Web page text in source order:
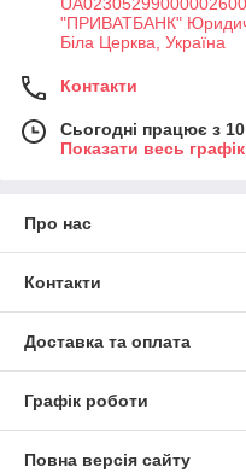
"ПРИВАТБАНК"
Біла Церква, Україна
Контакти
Сьогодні працює з
Показати весь
Про нас
Контакти
Доставка та оплата
Графік роботи
Повна версія сайту